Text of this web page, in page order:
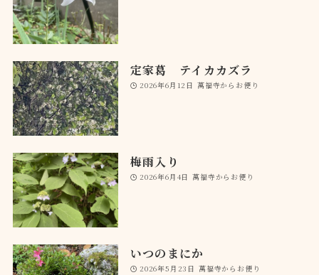
定家葛 テイカカズラ
2026年6月12日 萬福寺からお便り
梅雨入り
2026年6月4日 萬福寺からお便り
いつのまにか
2026年5月23日 萬福寺からお便り